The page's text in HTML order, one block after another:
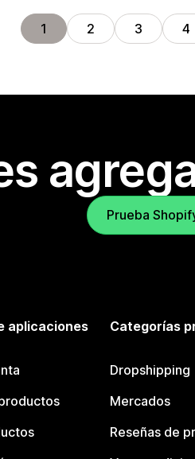
1 2 3 4
Prueba
aplicaciones Categorías
Dropshipping
Mercados
Reseñas de